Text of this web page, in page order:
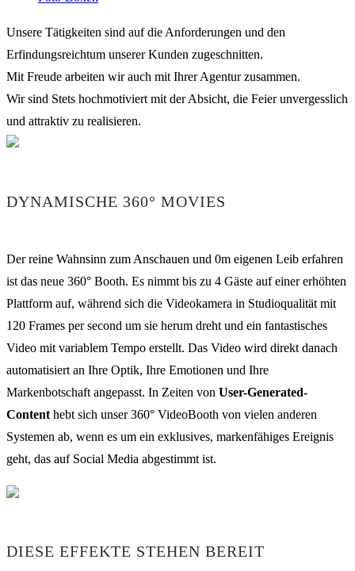
Unsere Tätigkeiten sind auf die Anforderungen und den
Erfindungsreichtum unserer Kunden zugeschnitten.
Mit Freude arbeiten wir auch mit Ihrer Agentur zusammen.
Wir sind Stets hochmotiviert mit der Absicht, die Feier unvergesslich
und attraktiv zu realisieren.
DYNAMISCHE 360° MOVIES
Der reine Wahnsinn zum Anschauen und 0m eigenen Leib erfahren
ist das neue 360° Booth. Es nimmt bis zu 4 Gäste auf einer erhöhten
Plattform auf, während sich die Videokamera in Studioqualität mit
120 Frames per second um sie herum dreht und ein fantastisches
Video mit variablem Tempo erstellt. Das Video wird direkt danach
automatisiert an Ihre Optik, Ihre Emotionen und Ihre
Markenbotschaft angepasst. In Zeiten von User-Generated-
Content hebt sich unser 360° VideoBooth von vielen anderen
Systemen ab, wenn es um ein exklusives, markenfähiges Ereignis
geht, das auf Social Media abgestimmt ist.
DIESE EFFEKTE STEHEN BEREIT